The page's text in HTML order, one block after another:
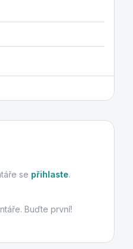
se přihlaste.
Buďte první!